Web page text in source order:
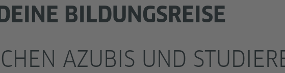
BILDUNGSREISE
AZUBIS UND